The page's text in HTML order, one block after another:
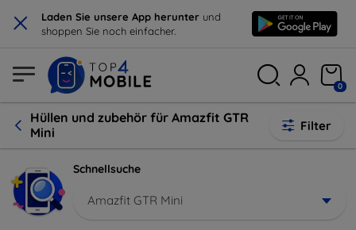
× Laden Sie unsere App herunter und
shoppen Sie noch einfacher.
0
Hüllen und zubehör für Amazfit GTR
Mini
Filter
Schnellsuche
Amazfit GTR Mini